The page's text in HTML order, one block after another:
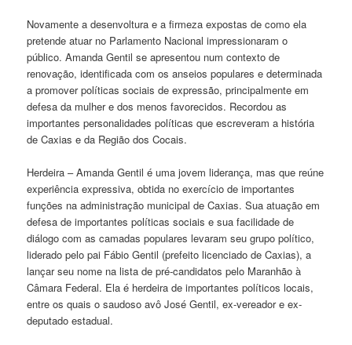
Novamente a desenvoltura e a firmeza expostas de como ela
pretende atuar no Parlamento Nacional impressionaram o
público. Amanda Gentil se apresentou num contexto de
renovação, identificada com os anseios populares e determinada
a promover políticas sociais de expressão, principalmente em
defesa da mulher e dos menos favorecidos. Recordou as
importantes personalidades políticas que escreveram a história
de Caxias e da Região dos Cocais.
Herdeira – Amanda Gentil é uma jovem liderança, mas que reúne
experiência expressiva, obtida no exercício de importantes
funções na administração municipal de Caxias. Sua atuação em
defesa de importantes políticas sociais e sua facilidade de
diálogo com as camadas populares levaram seu grupo político,
liderado pelo pai Fábio Gentil (prefeito licenciado de Caxias), a
lançar seu nome na lista de pré-candidatos pelo Maranhão à
Câmara Federal. Ela é herdeira de importantes políticos locais,
entre os quais o saudoso avô José Gentil, ex-vereador e ex-
deputado estadual.